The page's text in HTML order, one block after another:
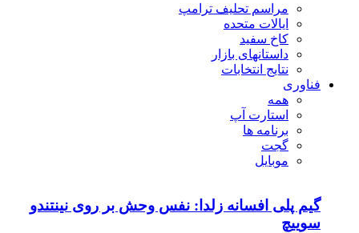
مراسم تحلیف ترامپ
ایالات متحده
کاخ سفید
داستانهای بازار
نتایج انتخابات
فناوری
همه
استارت آپ
برنامه ها
گجت
موبایل
گیم پلی افسانه زلدا: نفس وحش بر روی نینتندو
سوییچ